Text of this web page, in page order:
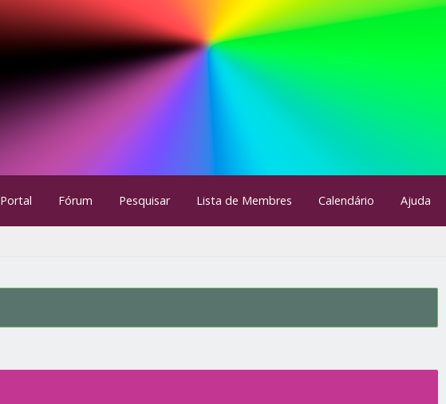
Portal Fórum Pesquisar Lista de Membres Calendário Ajuda